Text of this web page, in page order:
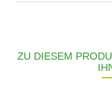
ZU DIESEM